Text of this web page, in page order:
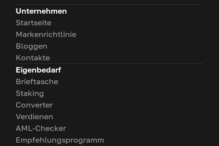
Unternehmen
Startseite
Markenrichtlinie
Bloggen
Kontakte
Eigenbedarf
Brieftasche
Staking
Converter
Verdienen
AML-Checker
Empfehlungsprogramm